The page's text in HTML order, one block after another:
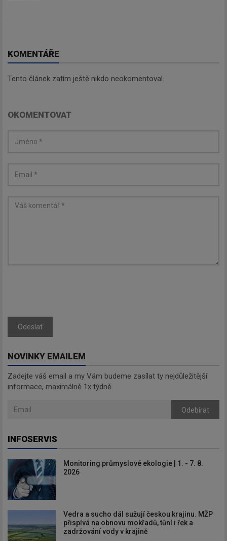
KOMENTÁŘE
Tento článek zatím ještě nikdo neokomentoval.
OKOMENTOVAT
Odeslat
NOVINKY EMAILEM
Zadejte váš email a my Vám budeme zasílat ty nejdůležitější
informace, maximálně 1x týdně.
Odebírat
INFOSERVIS
Monitoring průmyslové ekologie | 1. - 7. 8.
2026
Vedra a sucho dál sužují českou krajinu. MŽP
přispívá na obnovu mokřadů, tůní i řek a
zadržování vody v krajině